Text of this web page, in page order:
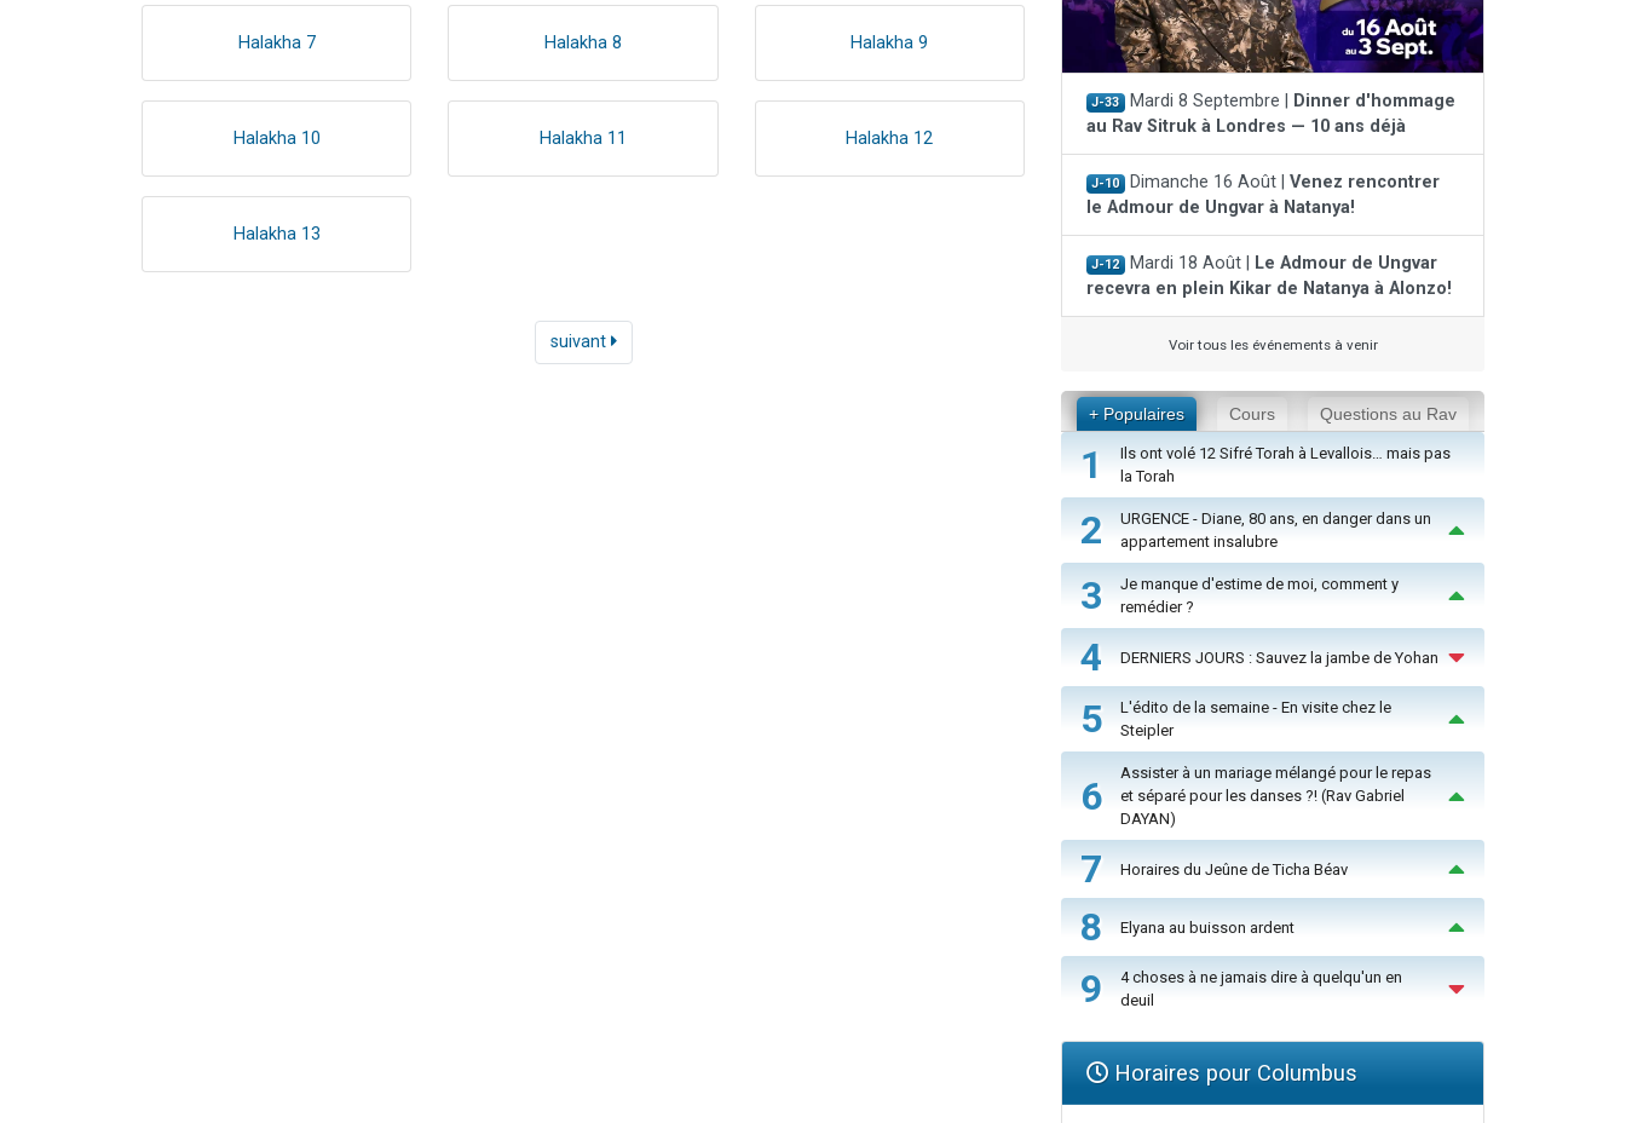
Halakha 7 Halakha 8 Halakha 9
Halakha 10 Halakha 11 Halakha 12
Halakha 13
suivant
J-33 Mardi 8 Septembre |
Dinner d'hommage
au Rav Sitruk à Londres — 10 ans déjà
J-10 Dimanche 16 Août | Venez rencontrer
le Admour de Ungvar à Natanya!
J-12 Mardi 18 Août |
Le Admour de Ungvar
recevra en plein Kikar de Natanya à Alonzo!
Voir tous les événements à venir
+ Populaires Cours Questions au Rav
1
Ils ont volé 12 Sifré Torah à Levallois… mais pas
la Torah
2
URGENCE - Diane, 80 ans, en danger dans un
appartement insalubre
3
Je manque d'estime de moi, comment y
remédier ?
4 DERNIERS JOURS : Sauvez la jambe de Yohan
5
L'édito de la semaine - En visite chez le
Steipler
6
Assister à un mariage mélangé pour le repas
et séparé pour les danses ?! (Rav Gabriel
DAYAN)
7 Horaires du Jeûne de Ticha Béav
8 Elyana au buisson ardent
9
4 choses à ne jamais dire à quelqu'un en
deuil
Horaires pour Columbus